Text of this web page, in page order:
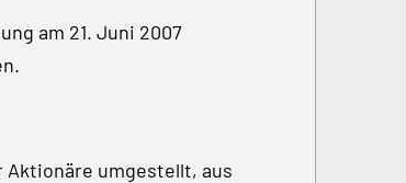
am 21. Juni 2007
Aktionäre umgestellt, aus